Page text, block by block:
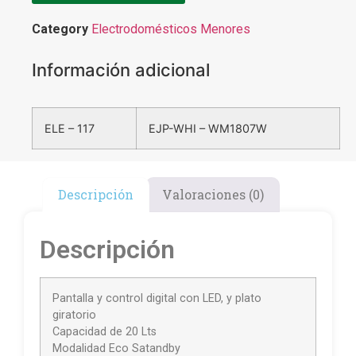
Category Electrodomésticos Menores
Información adicional
ELE – 117 EJP-WHI – WM1807W
Descripción Valoraciones (0)
Descripción
Pantalla y control digital con LED, y plato
giratorio
Capacidad de 20 Lts
Modalidad Eco Satandby